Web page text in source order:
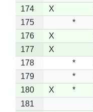
174
X
175
*
176
X
177
X
178
*
179
*
180
X *
181